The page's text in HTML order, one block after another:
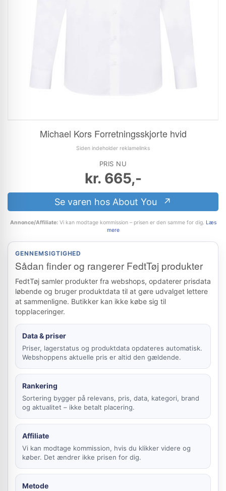
Michael Kors Forretningsskjorte hvid
Siden indeholder reklamelinks
PRIS NU
kr.665,-
Se varen hos About You
Annonce/Affiliate:Vi kan modtage kommission – prisen er den samme for dig. Læs
mere
GENNEMSIGTIGHED
Sådan finder og rangerer FedtTøj produkter
FedtTøj samler produkter fra webshops, opdaterer prisdata
løbende og bruger produktdata til at gøre udvalget lettere
at sammenligne. Butikker kan ikke købe sig til
topplaceringer.
Data & priser
Priser, lagerstatus og produktdata opdateres automatisk.
Webshoppens aktuelle pris er altid den gældende.
Rankering
Sortering bygger på relevans, pris, data, kategori, brand
og aktualitet – ikke betalt placering.
Affiliate
Vi kan modtage kommission, hvis du klikker videre og
køber. Det ændrer ikke prisen for dig.
Metode